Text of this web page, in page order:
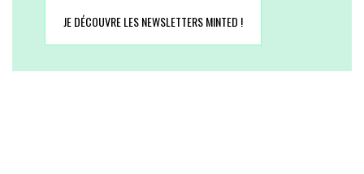
JE DÉCOUVRE LES NEWSLETTERS MINTED !